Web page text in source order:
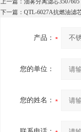
上一篇： 油雾分离滤芯
下一篇： QTL-6027A抗燃油滤
产品：
您的单位：
您的姓名：